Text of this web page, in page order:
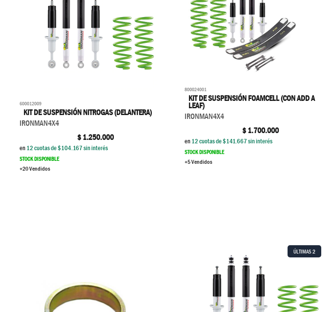
600012009
KIT DE SUSPENSIÓN NITROGAS (DELANTERA)
IRONMAN4X4
$1.250.000
en12cuotas de $104.167sin interés
STOCK DISPONIBLE
+20 Vendidos
800024001
KIT DE SUSPENSIÓN FOAMCELL (CON ADD A
LEAF)
IRONMAN4X4
$1.700.000
en12cuotas de $141.667sin interés
STOCK DISPONIBLE
+5 Vendidos
ÚLTIMAS2